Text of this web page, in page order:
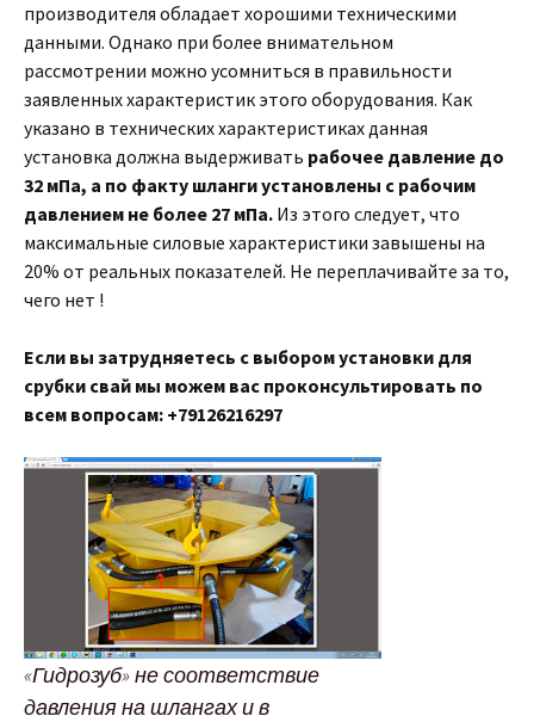
производителя обладает хорошими техническими
данными. Однако при более внимательном
рассмотрении можно усомниться в правильности
заявленных характеристик этого оборудования. Как
указано в технических характеристиках данная
установка должна выдерживать рабочее давление до
32 мПа, а по факту шланги установлены с рабочим
давлением не более 27 мПа. Из этого следует, что
максимальные силовые характеристики завышены на
20% от реальных показателей. Не переплачивайте за то,
чего нет !
Если вы затрудняетесь с выбором установки для
срубки свай мы можем вас проконсультировать по
всем вопросам: +79126216297
«Гидрозуб» не соответствие
давления на шлангах и в